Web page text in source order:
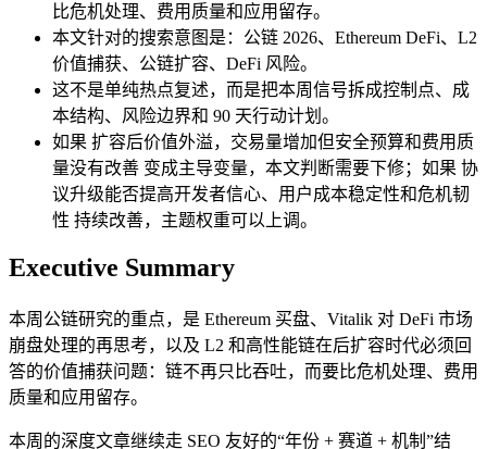
比危机处理、费用质量和应用留存。
本文针对的搜索意图是：公链 2026、Ethereum DeFi、L2
价值捕获、公链扩容、DeFi 风险。
这不是单纯热点复述，而是把本周信号拆成控制点、成
本结构、风险边界和 90 天行动计划。
如果 扩容后价值外溢，交易量增加但安全预算和费用质
量没有改善 变成主导变量，本文判断需要下修；如果 协
议升级能否提高开发者信心、用户成本稳定性和危机韧
性 持续改善，主题权重可以上调。
Executive Summary
本周公链研究的重点，是 Ethereum 买盘、Vitalik 对 DeFi 市场
崩盘处理的再思考，以及 L2 和高性能链在后扩容时代必须回
答的价值捕获问题：链不再只比吞吐，而要比危机处理、费用
质量和应用留存。
本周的深度文章继续走 SEO 友好的“年份 + 赛道 + 机制”结